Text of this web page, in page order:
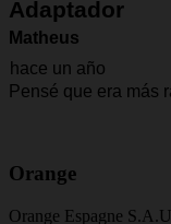
Orange
Orange Espagne S.A.U